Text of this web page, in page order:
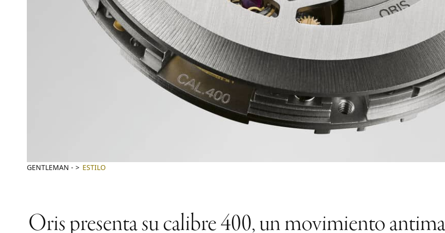
GENTLEMAN - ESTILO
Oris presenta su calibre 400, un movimiento